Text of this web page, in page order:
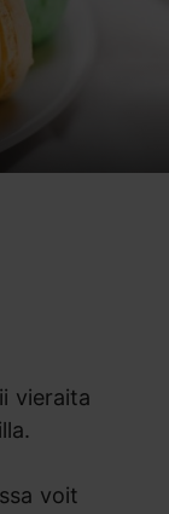
vieraita
voit